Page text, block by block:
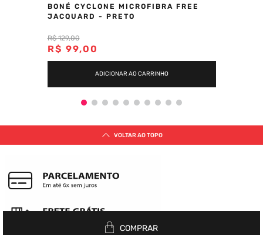
COMPRAR
BONÉ CYCLONE MICROFIBRA FREE
JACQUARD - PRETO
R$ 129,00
R$ 99,00
ADICIONAR AO CARRINHO
VOLTAR AO TOPO